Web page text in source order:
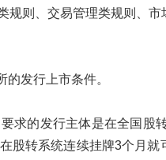
则、交易管理类规则、
发行上市条件。
求的发行主体是在全国
股转系统连续挂牌3个月